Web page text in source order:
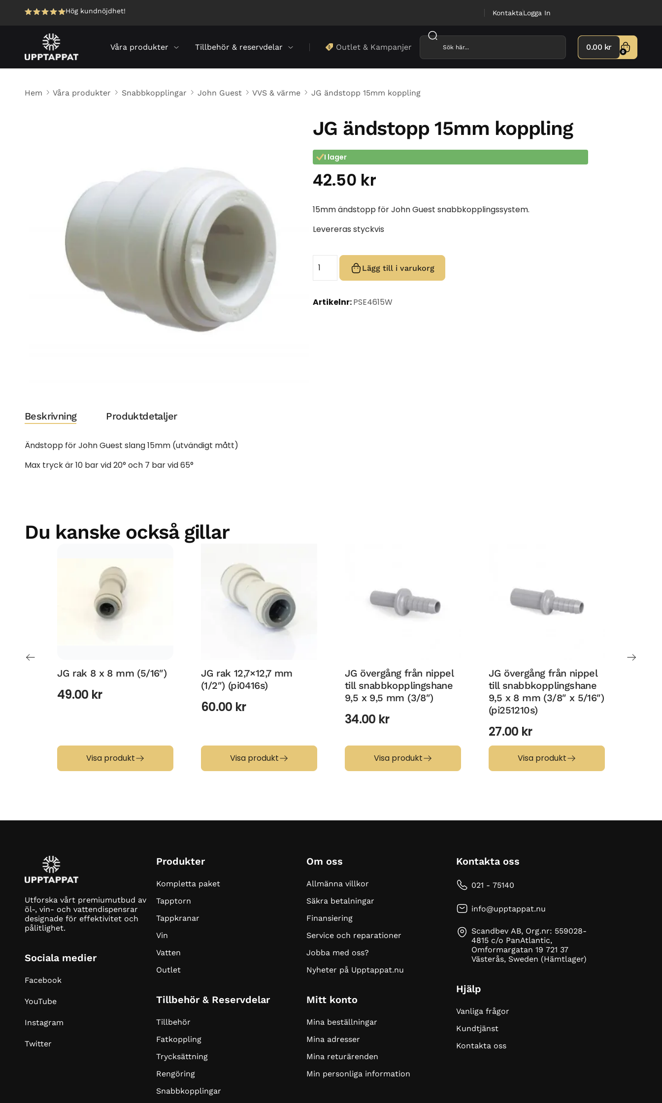
Hög kundnöjdhet! KontaktaLogga In
Våra produkter Tillbehör & reservdelar Outlet & Kampanjer 0.00 kr 0
Hem Våra produkter Snabbkopplingar John Guest VVS & värme JG ändstopp 15mm koppling
JG ändstopp 15mm koppling
I lager
42.50 kr
15mm ändstopp för John Guest snabbkopplingssystem.
Levereras styckvis
Lägg till i varukorg
Artikelnr:PSE4615W
Beskrivning Produktdetaljer
Ändstopp för John Guest slang 15mm (utvändigt mått)
Max tryck är 10 bar vid 20° och 7 bar vid 65°
Du kanske också gillar
JG rak 8 x 8 mm (5/16″)
49.00 kr
Visa produkt
JG rak 12,7×12,7 mm
(1/2″) (pi0416s)
60.00 kr
Visa produkt
JG övergång från nippel
till snabbkopplingshane
9,5 x 9,5 mm (3/8″)
34.00 kr
Visa produkt
JG övergång från nippel
till snabbkopplingshane
9,5 x 8 mm (3/8″ x 5/16″)
(pi251210s)
27.00 kr
Visa produkt
Utforska vårt premiumutbud av
öl-, vin- och vattendispensrar
designade för effektivitet och
pålitlighet.
Sociala medier
Facebook
YouTube
Instagram
Twitter
Produkter
Kompletta paket
Tapptorn
Tappkranar
Vin
Vatten
Outlet
Tillbehör & Reservdelar
Tillbehör
Fatkoppling
Trycksättning
Rengöring
Snabbkopplingar
Om oss
Allmänna villkor
Säkra betalningar
Finansiering
Service och reparationer
Jobba med oss?
Nyheter på Upptappat.nu
Mitt konto
Mina beställningar
Mina adresser
Mina returärenden
Min personliga information
Kontakta oss
021 - 75140
info@upptappat.nu
Scandbev AB, Org.nr: 559028-
4815 c/o PanAtlantic,
Omformargatan 19 721 37
Västerås, Sweden (Hämtlager)
Hjälp
Vanliga frågor
Kundtjänst
Kontakta oss